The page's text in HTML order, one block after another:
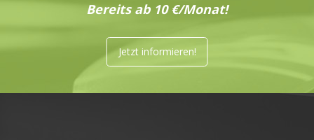
Bereits ab 10 €/Monat!
Jetzt informieren!